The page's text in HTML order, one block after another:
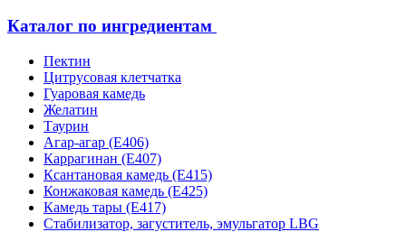
Каталог по ингредиентам
Пектин
Цитрусовая клетчатка
Гуаровая камедь
Желатин
Таурин
Агар-агар (Е406)
Каррагинан (Е407)
Ксантановая камедь (Е415)
Конжаковая камедь (Е425)
Камедь тары (Е417)
Стабилизатор, загуститель, эмульгатор LBG